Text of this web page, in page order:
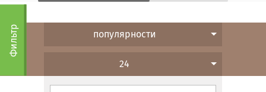
Фильтр популярности
24